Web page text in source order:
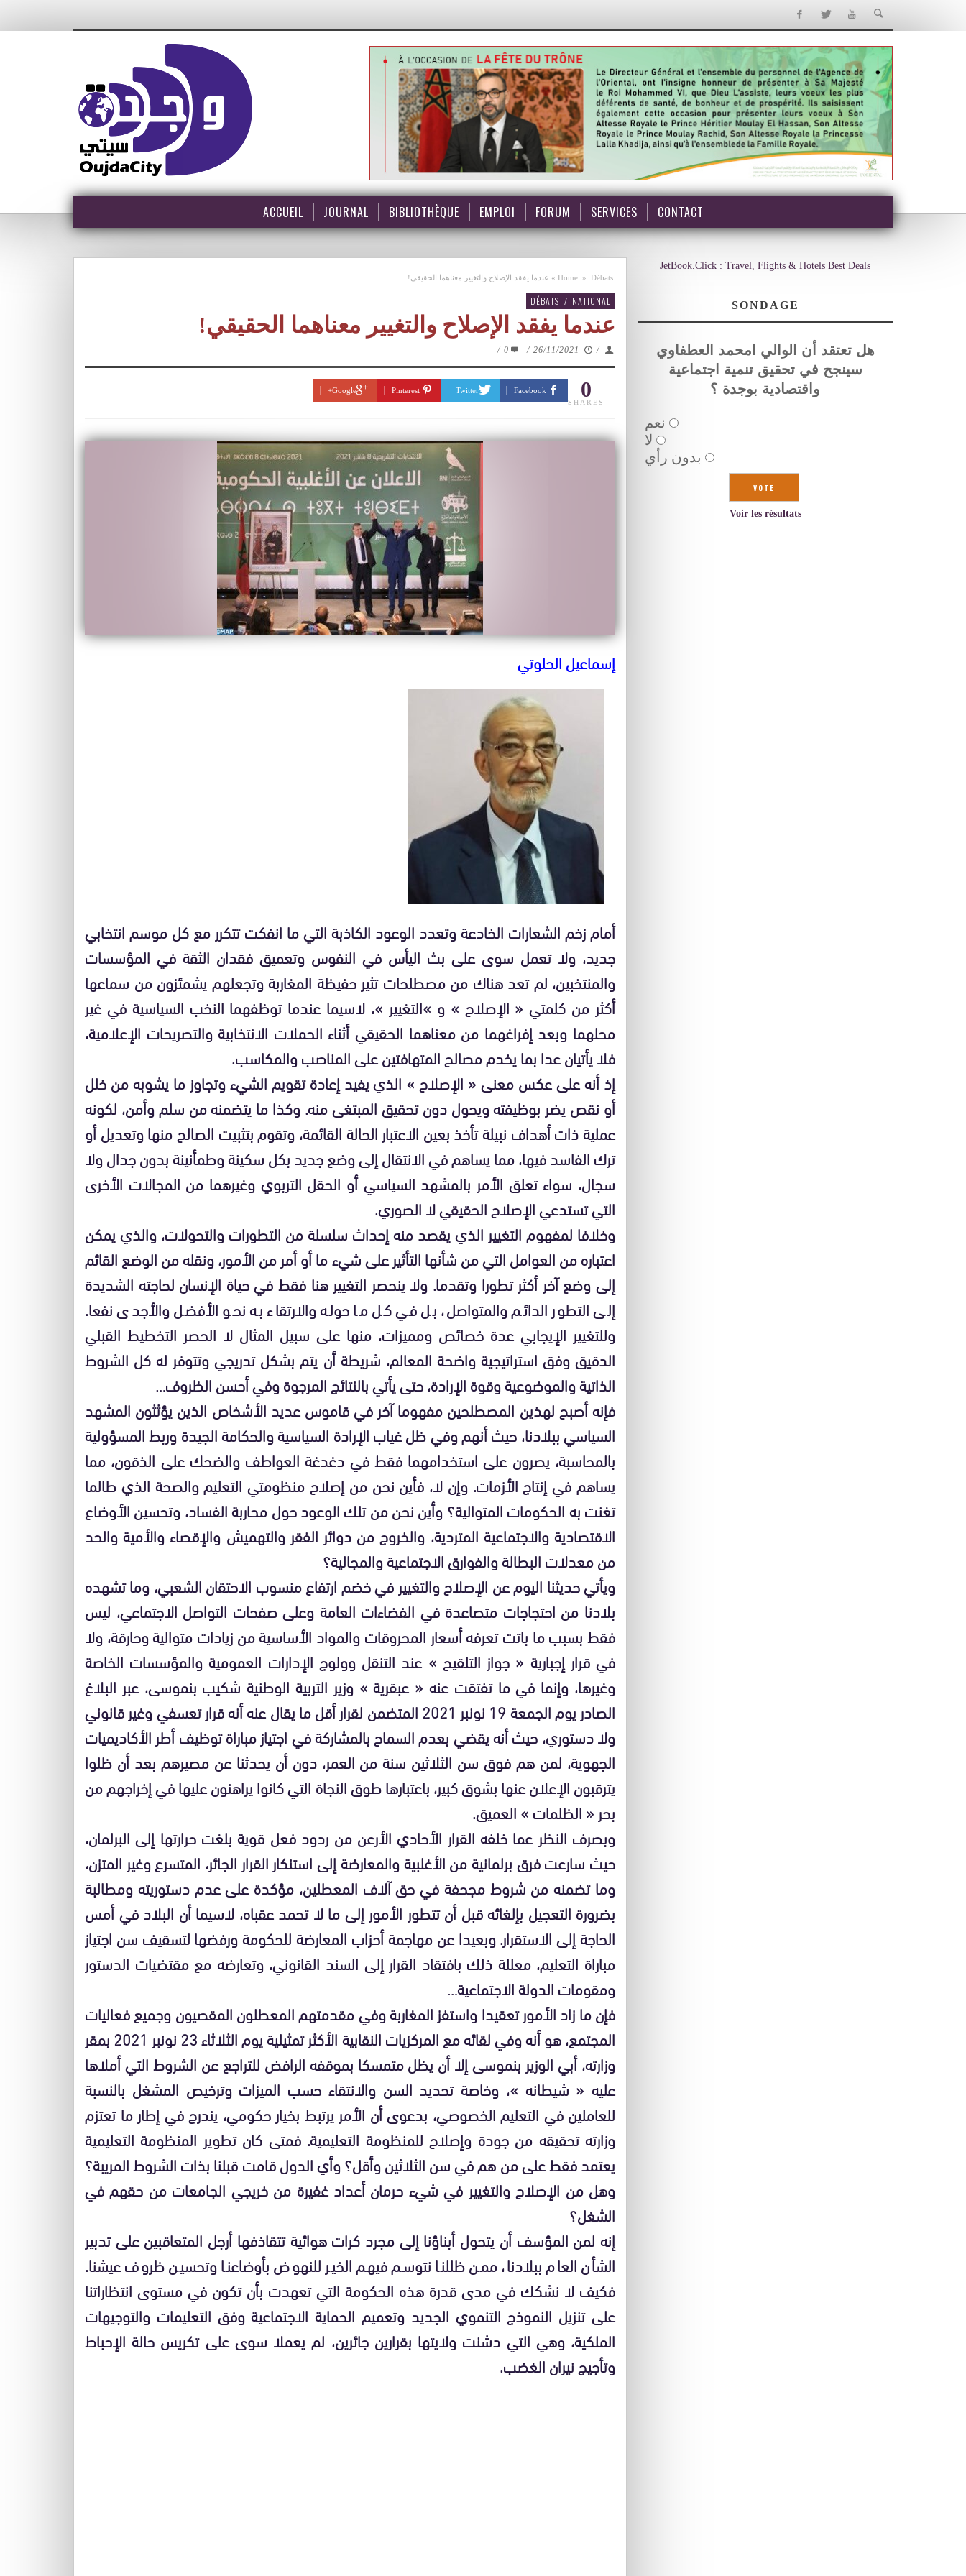
ACCUEIL JOURNAL BIBLIOTHÈQUE EMPLOI FORUM SERVICES CONTACT
Home » Débats
» عندما يفقد الإصلاح والتغيير معناهما الحقيقي!
DÉBATS / NATIONAL
عندما يفقد الإصلاح والتغيير معناهما الحقيقي!
/
26/11/2021
/
0
/
0
SHARES
Facebook
Twitter
Pinterest
Google+
إسماعيل الحلوتي
أمام زخم الشعارات الخادعة وتعدد الوعود الكاذبة التي ما انفكت تتكرر مع كل موسم انتخابي
جديد، ولا تعمل سوى على بث اليأس في النفوس وتعميق فقدان الثقة في المؤسسات
والمنتخبين، لم تعد هناك من مصطلحات تثير حفيظة المغاربة وتجعلهم يشمئزون من سماعها
أكثر من كلمتي « الإصلاح » و »التغيير »، لاسيما عندما توظفهما النخب السياسية في غير
محلهما وبعد إفراغهما من معناهما الحقيقي أثناء الحملات الانتخابية والتصريحات الإعلامية،
فلا يأتيان عدا بما يخدم مصالح المتهافتين على المناصب والمكاسب.
إذ أنه على عكس معنى « الإصلاح » الذي يفيد إعادة تقويم الشيء وتجاوز ما يشوبه من خلل
أو نقص يضر بوظيفته ويحول دون تحقيق المبتغى منه. وكذا ما يتضمنه من سلم وأمن، لكونه
عملية ذات أهداف نبيلة تأخذ بعين الاعتبار الحالة القائمة، وتقوم بتثبيت الصالح منها وتعديل أو
ترك الفاسد فيها، مما يساهم في الانتقال إلى وضع جديد بكل سكينة وطمأنينة بدون جدال ولا
سجال، سواء تعلق الأمر بالمشهد السياسي أو الحقل التربوي وغيرهما من المجالات الأخرى
التي تستدعي الإصلاح الحقيقي لا الصوري.
وخلافا لمفهوم التغيير الذي يقصد منه إحداث سلسلة من التطورات والتحولات، والذي يمكن
اعتباره من العوامل التي من شأنها التأثير على شيء ما أو أمر من الأمور، ونقله من الوضع القائم
إلى وضع آخر أكثر تطورا وتقدما. ولا ينحصر التغيير هنا فقط في حياة الإنسان لحاجته الشديدة
إلى التطور الدائم والمتواصل، بل في كل ما حوله والارتقاء به نحو الأفضل والأجدى نفعا.
وللتغيير الإيجابي عدة خصائص ومميزات، منها على سبيل المثال لا الحصر التخطيط القبلي
الدقيق وفق استراتيجية واضحة المعالم، شريطة أن يتم بشكل تدريجي وتتوفر له كل الشروط
الذاتية والموضوعية وقوة الإرادة، حتى يأتي بالنتائج المرجوة وفي أحسن الظروف…
فإنه أصبح لهذين المصطلحين مفهوما آخر في قاموس عديد الأشخاص الذين يؤثثون المشهد
السياسي ببلادنا، حيث أنهم وفي ظل غياب الإرادة السياسية والحكامة الجيدة وربط المسؤولية
بالمحاسبة، يصرون على استخدامهما فقط في دغدغة العواطف والضحك على الذقون، مما
يساهم في إنتاج الأزمات. وإن لا، فأين نحن من إصلاح منظومتي التعليم والصحة الذي طالما
تغنت به الحكومات المتوالية؟ وأين نحن من تلك الوعود حول محاربة الفساد، وتحسين الأوضاع
الاقتصادية والاجتماعية المتردية، والخروج من دوائر الفقر والتهميش والإقصاء والأمية والحد
من معدلات البطالة والفوارق الاجتماعية والمجالية؟
ويأتي حديثنا اليوم عن الإصلاح والتغيير في خضم ارتفاع منسوب الاحتقان الشعبي، وما تشهده
بلادنا من احتجاجات متصاعدة في الفضاءات العامة وعلى صفحات التواصل الاجتماعي، ليس
فقط بسبب ما باتت تعرفه أسعار المحروقات والمواد الأساسية من زيادات متوالية وحارقة، ولا
في قرار إجبارية « جواز التلقيح » عند التنقل وولوج الإدارات العمومية والمؤسسات الخاصة
وغيرها، وإنما في ما تفتقت عنه « عبقرية » وزير التربية الوطنية شكيب بنموسى، عبر البلاغ
الصادر يوم الجمعة 19 نونبر 2021 المتضمن لقرار أقل ما يقال عنه أنه قرار تعسفي وغير قانوني
ولا دستوري، حيث أنه يقضي بعدم السماح بالمشاركة في اجتياز مباراة توظيف أطر الأكاديميات
الجهوية، لمن هم فوق سن الثلاثين سنة من العمر، دون أن يحدثنا عن مصيرهم بعد أن ظلوا
يترقبون الإعلان عنها بشوق كبير، باعتبارها طوق النجاة التي كانوا يراهنون عليها في إخراجهم من
بحر « الظلمات » العميق.
وبصرف النظر عما خلفه القرار الأحادي الأرعن من ردود فعل قوية بلغت حرارتها إلى البرلمان،
حيث سارعت فرق برلمانية من الأغلبية والمعارضة إلى استنكار القرار الجائر، المتسرع وغير المتزن،
وما تضمنه من شروط مجحفة في حق آلاف المعطلين، مؤكدة على عدم دستوريته ومطالبة
بضرورة التعجيل بإلغائه قبل أن تتطور الأمور إلى ما لا تحمد عقباه، لاسيما أن البلاد في أمس
الحاجة إلى الاستقرار. وبعيدا عن مهاجمة أحزاب المعارضة للحكومة ورفضها لتسقيف سن اجتياز
مباراة التعليم، معللة ذلك بافتقاد القرار إلى السند القانوني، وتعارضه مع مقتضيات الدستور
ومقومات الدولة الاجتماعية…
فإن ما زاد الأمور تعقيدا واستفز المغاربة وفي مقدمتهم المعطلون المقصيون وجميع فعاليات
المجتمع، هو أنه وفي لقائه مع المركزيات النقابية الأكثر تمثيلية يوم الثلاثاء 23 نونبر 2021 بمقر
وزارته، أبي الوزير بنموسى إلا أن يظل متمسكا بموقفه الرافض للتراجع عن الشروط التي أملاها
عليه « شيطانه »، وخاصة تحديد السن والانتقاء حسب الميزات وترخيص المشغل بالنسبة
للعاملين في التعليم الخصوصي، بدعوى أن الأمر يرتبط بخيار حكومي، يندرج في إطار ما تعتزم
وزارته تحقيقه من جودة وإصلاح للمنظومة التعليمية. فمتى كان تطوير المنظومة التعليمية
يعتمد فقط على من هم في سن الثلاثين وأقل؟ وأي الدول قامت قبلنا بذات الشروط المريبة؟
وهل من الإصلاح والتغيير في شيء حرمان أعداد غفيرة من خريجي الجامعات من حقهم في
الشغل؟
إنه لمن المؤسف أن يتحول أبناؤنا إلى مجرد كرات هوائية تتقاذفها أرجل المتعاقبين على تدبير
الشأن العام ببلادنا، ممن ظللنا نتوسم فيهم الخير للنهوض بأوضاعنا وتحسين ظروف عيشنا.
فكيف لا نشكك في مدى قدرة هذه الحكومة التي تعهدت بأن تكون في مستوى انتظاراتنا
على تنزيل النموذج التنموي الجديد وتعميم الحماية الاجتماعية وفق التعليمات والتوجيهات
الملكية، وهي التي دشنت ولايتها بقرارين جائرين، لم يعملا سوى على تكريس حالة الإحباط
وتأجيج نيران الغضب.
JetBook.Click : Travel, Flights & Hotels Best Deals
SONDAGE
هل تعتقد أن الوالي امحمد العطفاوي
سينجح في تحقيق تنمية اجتماعية
واقتصادية بوجدة ؟
نعم
لا
بدون رأي
Voir les résultats